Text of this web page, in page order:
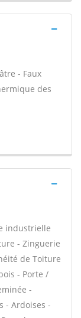
- Faux
des
industrielle
- Zinguerie
de Toiture
- Porte /
-
- Ardoises -